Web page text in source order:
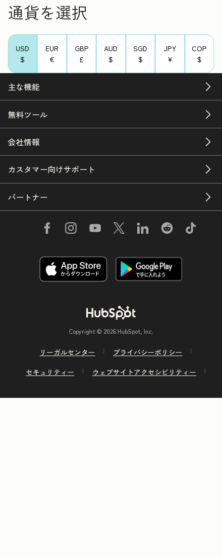
通貨を選択
USD
$
EUR
€
GBP
£
AUD
$
SGD
$
JPY
¥
COP
$
主な機能
無料ツール
会社情報
カスタマー向けサポート
パートナー
Copyright © 2026 HubSpot, Inc.
リーガルセンター
プライバシーポリシー
セキュリティー
ウェブサイトアクセシビリティー